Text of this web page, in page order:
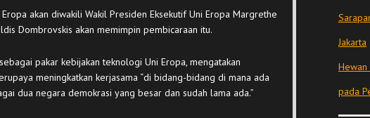
akan diwakili Wakil Presiden Eksekutif Uni Eropa Margrethe
Dombrovskis akan memimpin pembicaraan itu.
pakar kebijakan teknologi Uni Eropa, mengatakan
meningkatkan kerjasama “di bidang-bidang di mana ada
dua negara demokrasi yang besar dan sudah lama ada.”
Jakarta
Hewan
pada